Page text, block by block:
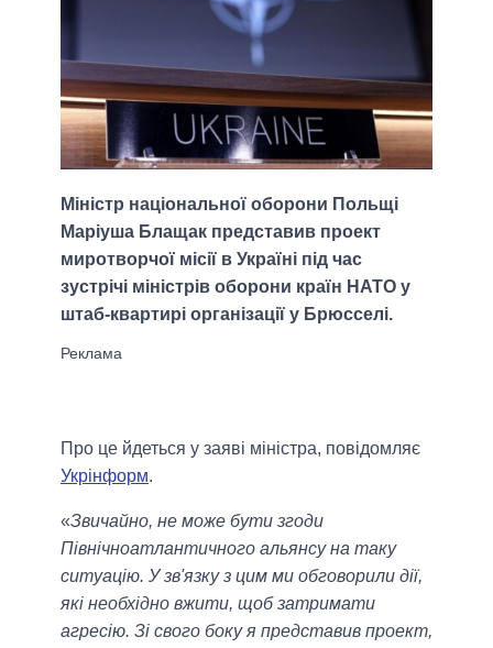
Міністр національної оборони Польщі
Маріуша Блащак представив проект
миротворчої місії в Україні під час
зустрічі міністрів оборони країн НАТО у
штаб-квартирі організації у Брюсселі.
Про це йдеться у заяві міністра, повідомляє
Укрінформ.
«Звичайно, не може бути згоди
Північноатлантичного альянсу на таку
ситуацію. У зв'язку з цим ми обговорили дії,
які необхідно вжити, щоб затримати
агресію. Зі свого боку я представив проект,